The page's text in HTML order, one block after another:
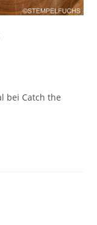
bei Catch the